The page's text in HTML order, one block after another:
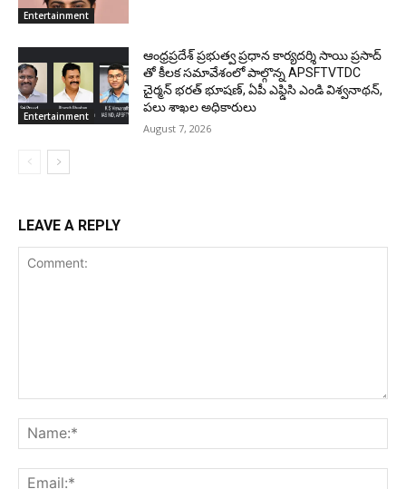
Entertainment
Entertainment
ఆంధ్రప్రదేశ్ ప్రభుత్వ ప్రధాన కార్యదర్శి సాయి ప్రసాద్
తో కీలక సమావేశంలో పాల్గొన్న APSFTVTDC
చైర్మన్ భరత్ భూషణ్, ఏపీ ఎఫ్డిసి ఎండి విశ్వనాథన్,
పలు శాఖల అధికారులు
August 7, 2026
LEAVE A REPLY